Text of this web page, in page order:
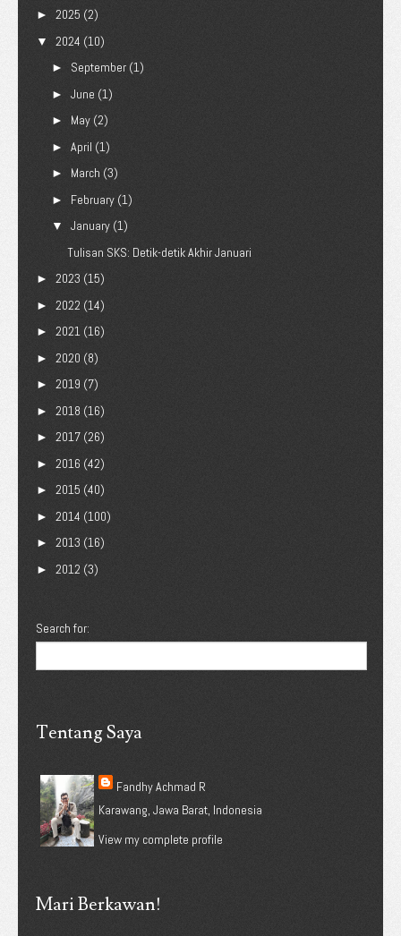
► 2025 (2)
▼ 2024 (10)
► September (1)
► June (1)
► May (2)
► April (1)
► March (3)
► February (1)
▼ January (1)
Tulisan SKS: Detik-detik Akhir Januari
► 2023 (15)
► 2022 (14)
► 2021 (16)
► 2020 (8)
► 2019 (7)
► 2018 (16)
► 2017 (26)
► 2016 (42)
► 2015 (40)
► 2014 (100)
► 2013 (16)
► 2012 (3)
Search for:
Tentang Saya
Fandhy Achmad R
Karawang, Jawa Barat, Indonesia
View my complete profile
Mari Berkawan!